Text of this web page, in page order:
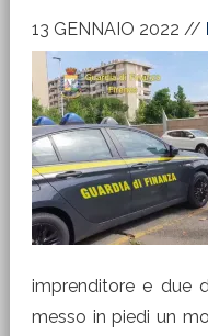
13 GENNAIO 2022 //
imprenditore e due
messo in piedi un